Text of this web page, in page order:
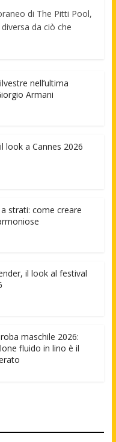
di The Pitti Pool,
da ciò che
nell’ultima
Armani
look a Cannes 2026
strati: come creare
il look al festival
maschile 2026:
fluido in lino è il